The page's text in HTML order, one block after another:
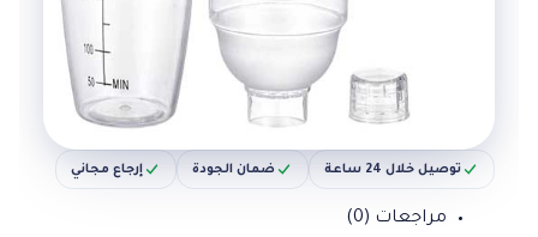
توصيل خلال 24 ساعة ضمان الجودة إرجاع مجاني
مراجعات (0)